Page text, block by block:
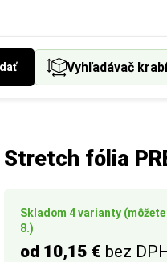
Vyhľadávač
Stretch fólia
Skladom 4 varianty
8.)
od 10,15 € bez
väčšiu pevnosť a
podľa vašich